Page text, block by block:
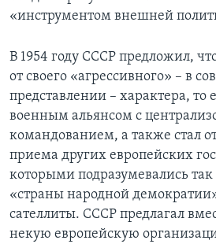
«инструментом внешней
В 1954 году СССР предложил,
от своего «агрессивного» – в
представлении – характера, то
военным альянсом с
командованием, а также стал
приема других европейских
которыми подразумевались
«страны народной
сателлиты. СССР предлагал
некую европейскую